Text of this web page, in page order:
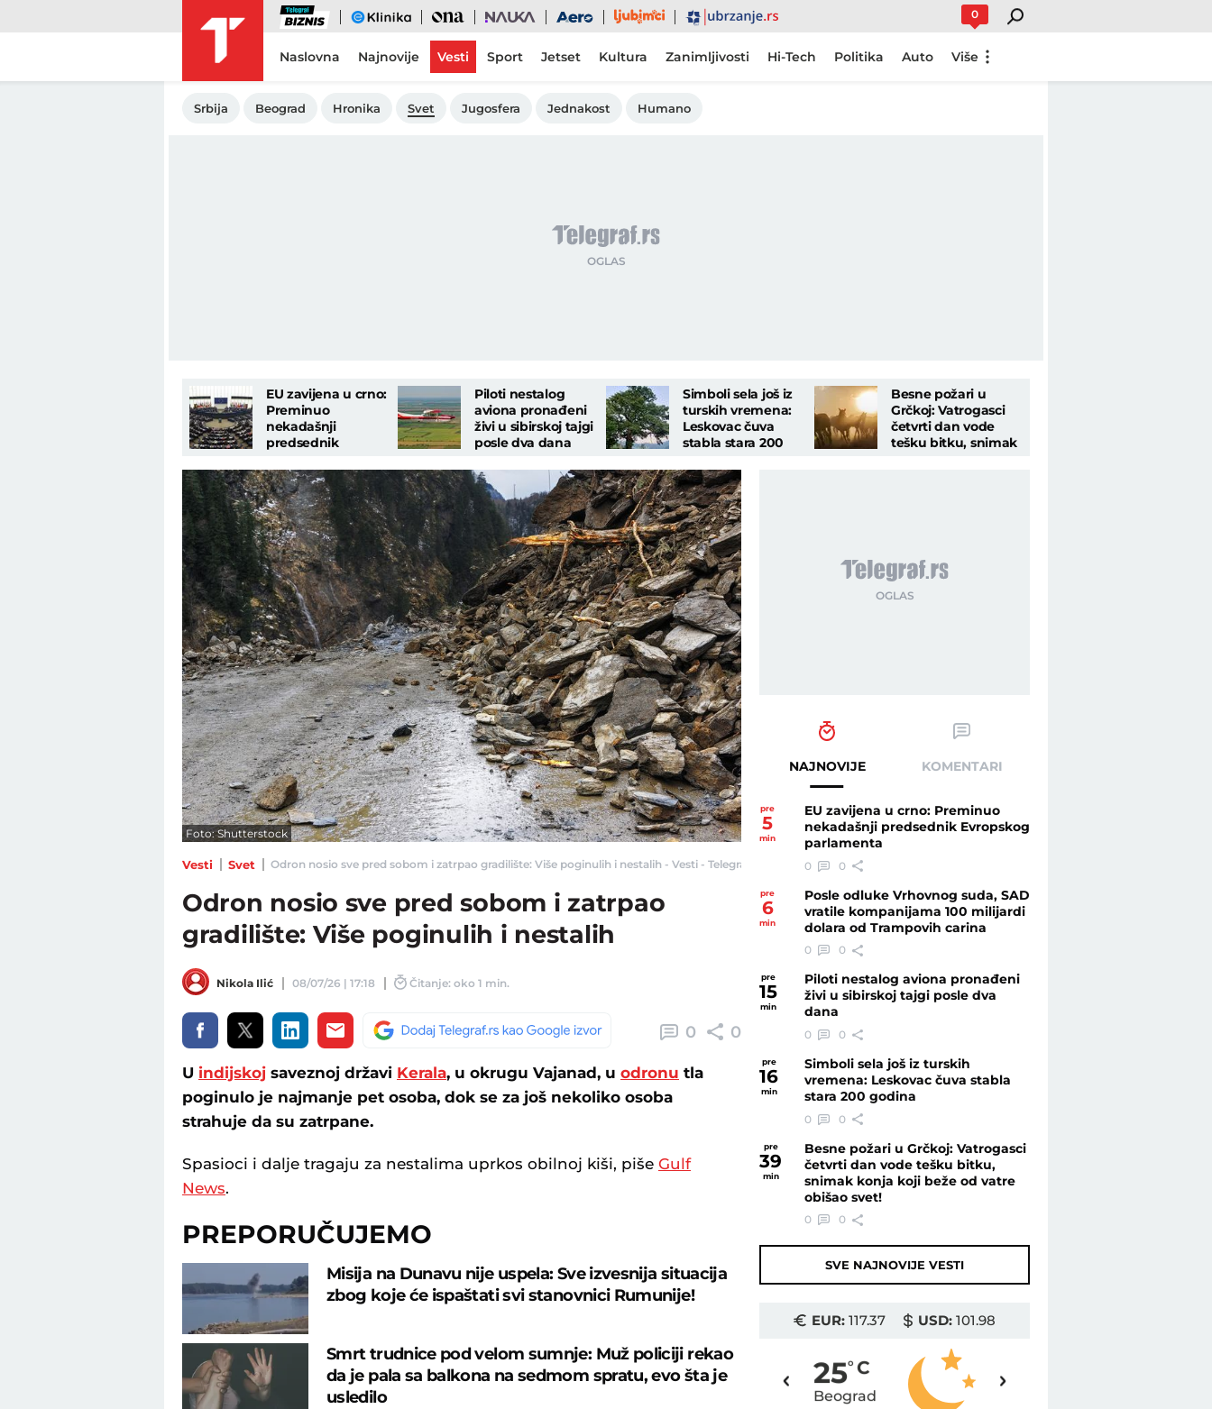
Biznis eKlinika Ona Nauka Aero Ljubimci Ubrzanje 0
Naslovna Najnovije Vesti Sport Jetset Kultura Zanimljivosti Hi-Tech Politika Auto Više
Srbija Beograd Hronika Svet Jugosfera Jednakost Humano
EU zavijena u crno:
Preminuo
nekadašnji
predsednik
parlamenta
Piloti nestalog
aviona pronađeni
živi u sibirskoj tajgi
posle dva dana
Simboli sela još iz
turskih vremena:
Leskovac čuva
stabla stara 200
Besne požari u
Grčkoj: Vatrogasci
četvrti dan vode
tešku bitku, snimak
Foto: Shutterstock
Vesti Svet Odron nosio sve pred sobom i zatrpao gradilište: Više poginulih i nestalih - Vesti - Telegraf.rs
Odron nosio sve pred sobom i zatrpao
gradilište: Više poginulih i nestalih
Nikola Ilić 08/07/26 | 17:18 Čitanje: oko 1 min.
0 0
U indijskoj saveznoj državi Kerala, u okrugu Vajanad, u odronu tla
poginulo je najmanje pet osoba, dok se za još nekoliko osoba
strahuje da su zatrpane.
Spasioci i dalje tragaju za nestalima uprkos obilnoj kiši, piše Gulf
News.
PREPORUČUJEMO
Misija na Dunavu nije uspela: Sve izvesnija situacija
zbog koje će ispaštati svi stanovnici Rumunije!
Smrt trudnice pod velom sumnje: Muž policiji rekao
da je pala sa balkona na sedmom spratu, evo šta je
usledilo
NAJNOVIJE KOMENTARI
pre
5
min
EU zavijena u crno: Preminuo
nekadašnji predsednik Evropskog
parlamenta
0 0
pre
6
min
Posle odluke Vrhovnog suda, SAD
vratile kompanijama 100 milijardi
dolara od Trampovih carina
0 0
pre
15
min
Piloti nestalog aviona pronađeni
živi u sibirskoj tajgi posle dva
dana
0 0
pre
16
min
Simboli sela još iz turskih
vremena: Leskovac čuva stabla
stara 200 godina
0 0
pre
39
min
Besne požari u Grčkoj: Vatrogasci
četvrti dan vode tešku bitku,
snimak konja koji beže od vatre
obišao svet!
0 0
SVE NAJNOVIJE VESTI
EUR:117.37 USD: 101.98
19o C 25o C
Beograd